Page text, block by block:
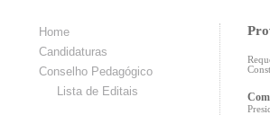
Home
Candidaturas
Conselho Pedagógico
Lista de Editais